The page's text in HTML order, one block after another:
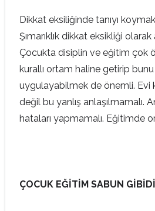
Dikkat eksiliğinde tanıyı
Şımarıklık dikkat eksikliği olarak
Çocukta disiplin ve eğitim çok
kurallı ortam haline getirip
uygulayabilmek de önemli. Evi
değil bu yanlış anlaşılmamalı.
hataları yapmamalı. Eğitimde
ÇOCUK EĞİTİM SABUN